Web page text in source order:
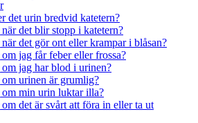
det urin bredvid katetern?
det blir stopp i katetern?
det gör ont eller krampar i blåsan?
jag får feber eller frossa?
jag har blod i urinen?
urinen är grumlig?
om min urin luktar illa?
det är svårt att föra in eller ta ut